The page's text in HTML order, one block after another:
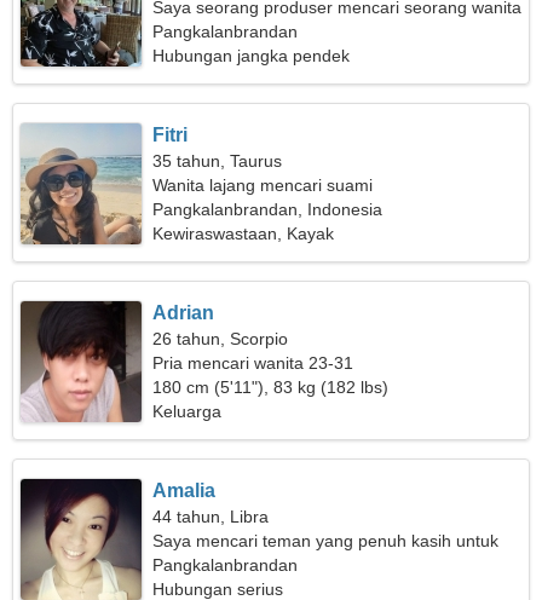
Saya seorang produser mencari seorang wanita
cantik
Pangkalanbrandan
Hubungan jangka pendek
Fitri
35 tahun, Taurus
Wanita lajang mencari suami
Pangkalanbrandan, Indonesia
Kewiraswastaan, Kayak
Adrian
26 tahun, Scorpio
Pria mencari wanita 23-31
180 cm (5'11"), 83 kg (182 lbs)
Keluarga
Amalia
44 tahun, Libra
Saya mencari teman yang penuh kasih untuk
bermain ski bersama
Pangkalanbrandan
Hubungan serius